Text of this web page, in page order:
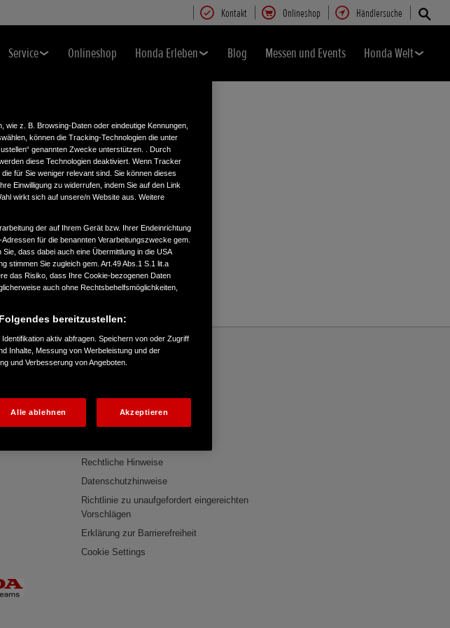
Kontakt Onlineshop Händlersuche
Service Onlineshop Honda Erleben Blog Messen und Events Honda Welt
Dank
Rechtliche Informationen
Rechtliche Hinweise
Datenschutzhinweise
Richtlinie zu unaufgefordert eingereichten
Vorschlägen
Erklärung zur Barrierefreiheit
Cookie Settings
wie z. B. Browsing-Daten oder eindeutige Kennungen,
können die Tracking-Technologien die unter
genannten Zwecke unterstützen. . Durch
diese Technologien deaktiviert. Wenn Tracker
für Sie weniger relevant sind. Sie können dieses
Einwilligung zu widerrufen, indem Sie auf den Link
wirkt sich auf unsere/n Website aus. Weitere
der auf Ihrem Gerät bzw. Ihrer Endeinrichtung
für die benannten Verarbeitungszwecke gem.
dass dabei auch eine Übermittlung in die USA
stimmen Sie zugleich gem. Art.49 Abs.1 S.1 lit.a
das Risiko, dass Ihre Cookie-bezogenen Daten
auch ohne Rechtsbehelfsmöglichkeiten,
bereitzustellen:
aktiv abfragen. Speichern von oder Zugriff
Inhalte, Messung von Werbeleistung und der
und Verbesserung von Angeboten.
Alle ablehnen Akzeptieren